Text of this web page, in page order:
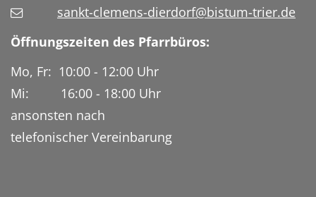
sankt-clemens-dierdorf@bistum-trier.de
Öffnungszeiten des Pfarrbüros:
Mo, Fr: 10:00 - 12:00 Uhr
Mi: 16:00 - 18:00 Uhr
ansonsten nach
telefonischer Vereinbarung